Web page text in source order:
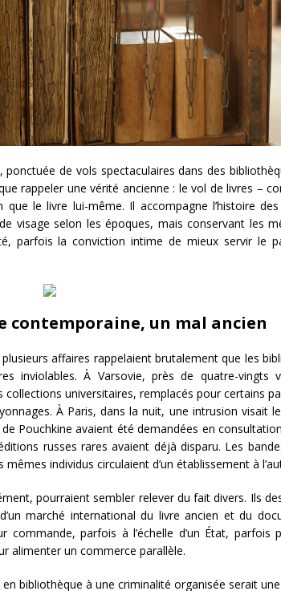
ponctuée de vols spectaculaires dans des
rappeler une vérité ancienne : le vol de livres –
que le livre lui-même. Il accompagne l’histoire
visage selon les époques, mais conservant les
parfois la conviction intime de mieux servir le
contemporaine, un mal ancien
plusieurs affaires rappelaient brutalement que les
inviolables. À Varsovie, près de quatre-vingts
collections universitaires, remplacés pour certains
À Paris, dans la nuit, une intrusion visait
Pouchkine avaient été demandées en
russes rares avaient déjà disparu. Les
individus circulaient d’un établissement à
pourraient sembler relever du fait divers. Ils
marché international du livre ancien et du
commande, parfois à l’échelle d’un État, parfois
alimenter un commerce parallèle.
bibliothèque à une criminalité organisée serait